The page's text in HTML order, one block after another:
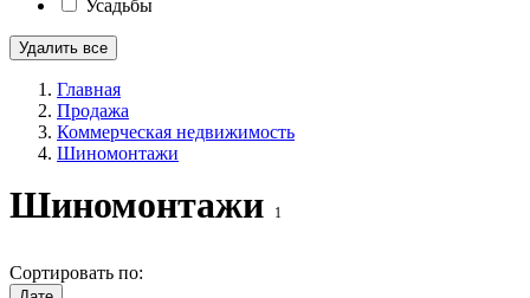
Усадьбы
Удалить все
Главная
Продажа
Коммерческая недвижимость
Шиномонтажи
Шиномонтажи 1
Сортировать по: